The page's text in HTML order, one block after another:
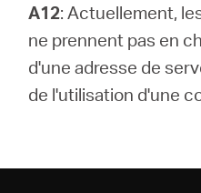
A12: Actuellement,
ne prennent pas en
d'une adresse de
de l'utilisation d'une